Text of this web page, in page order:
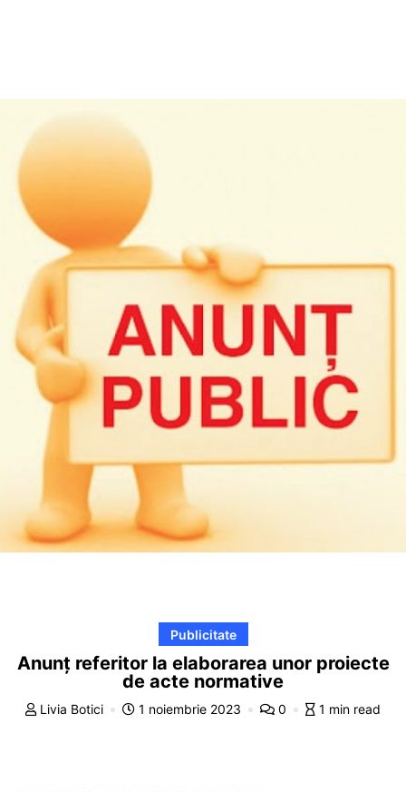
Publicitate
Anunţ referitor la elaborarea unor proiecte
de acte normative
Livia Botici 1 noiembrie 2023 0 1 min read